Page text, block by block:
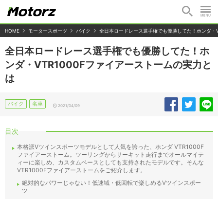
HOME モータースポーツ バイク 全日本ロードレース選手権でも優勝してた！ホンダ
全日本ロードレース選手権でも優勝してた！ホ
ンダ・VTR1000Fファイアーストームの実力と
は
バイク 名車 2021/04/09
目次
本格派Vツインスポーツモデルとして人気を誇った、ホンダ VTR1000F
ファイアーストーム。ツーリングからサーキット走行までオールマイテ
ィーに楽しめ、カスタムベースとしても支持されたモデルです。そんな
VTR1000Fファイアーストームをご紹介します。
絶対的なパワーじゃない！低速域・低回転で楽しめるVツインスポー
ツ